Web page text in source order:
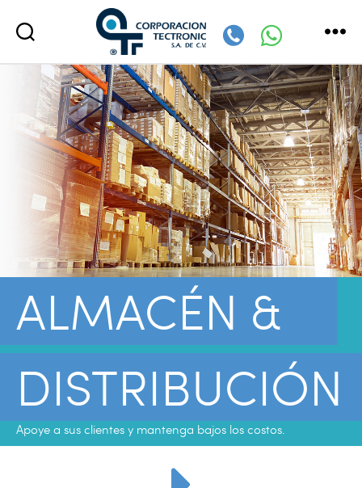
Tectronic
ALMACÉN &
DISTRIBUCIÓN
Apoye a sus clientes y mantenga bajos los costos.